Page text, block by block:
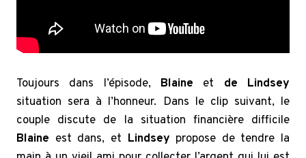
Toujours dans l’épisode, Blaine et de Lindsey
situation sera à l’honneur. Dans le clip suivant, le
couple discute de la situation financière difficile
Blaine est dans, et Lindsey propose de tendre la